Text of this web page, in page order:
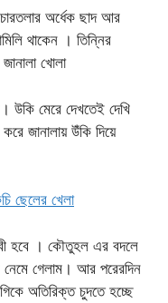
অর্ধেক ছাদ আর
থাকেন । তিন্নির
খোলা
উকি মেরে দেখতেই দেখি
জানালায় উঁকি দিয়ে
খেলা
হবে । কৌতুহল এর বদলে
নেমে গেলাম। আর পরেরদিন
অতিরিক্ত চুদতে হচ্ছে